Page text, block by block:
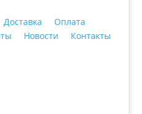
Доставка
Оплата
Новости Контакты